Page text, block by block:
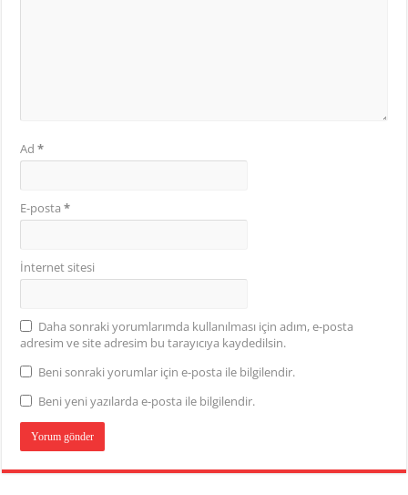
Ad*
E-posta*
İnternet sitesi
Daha sonraki yorumlarımda kullanılması için adım, e-posta
adresim ve site adresim bu tarayıcıya kaydedilsin.
Beni sonraki yorumlar için e-posta ile bilgilendir.
Beni yeni yazılarda e-posta ile bilgilendir.